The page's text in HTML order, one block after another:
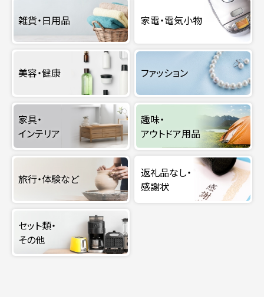
雑貨・日用品 家電・電気小物
美容・健康 ファッション
家具・
インテリア
趣味・
アウトドア用品
旅行・体験など
返礼品なし・
感謝状
セット類・
その他